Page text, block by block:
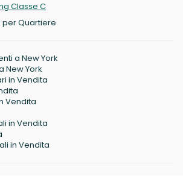
Classe C
per Quartiere
a New York
New York
in Vendita
Vendita
in Vendita
in Vendita